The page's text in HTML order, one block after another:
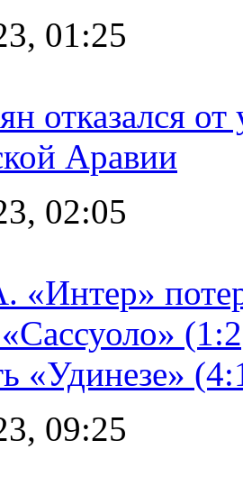
01:25
отказался от
Аравии
02:05
«Интер»
«Удинезе»
09:25